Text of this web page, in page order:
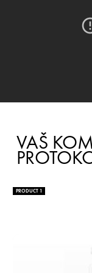
VAŠ
PRODUCT 1